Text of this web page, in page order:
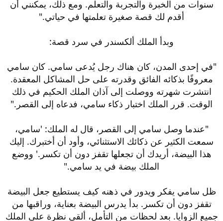
سنوات من الخبرة والتجربة والتعلم. ومع ذلك، يمكنني أن
أقدم لك قصة صغيرة تعلمتها في حياتي."
وبدأ الملك ألكسندر في سرد قصة:
"في إحدى المدن، كان هناك رجل يُدعى سامي. كان سامي
معروفًا بذكائه الفائق وقدرته على حل المشاكل المعقدة.
انتشرت شهرته ووصلت إلى آذان الملك الحكيم في ذلك
الوقت. قرر الملك اختبار ذكاء سامي، فدعاه إلى القصر."
"عندما وصل سامي إلى القصر، قال له الملك: 'سامي،
سمعت الكثير عن ذكائك الاستثنائي، وأود أن أختبرك. إليك
هذا البيضة، أريدك أن تجعلها تقفز دون أن تكسر.' ووضع
الملك بيضة في يد سامي."
ظل سامي يفكر ويدور في ذهنه كيف يستطيع جعل البيضة
تقفز دون أن تكسر. بدأ يدرس البيضة بعناية، وراقبها من
جميع الزوايا. بعد لحظات من التأمل، ألقى نظرة على الملك